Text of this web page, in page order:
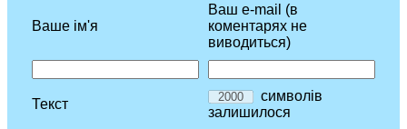
Ваше ім'я
Ваш e-mail (в
коментарях не
виводиться)
Текст
символів
залишилося